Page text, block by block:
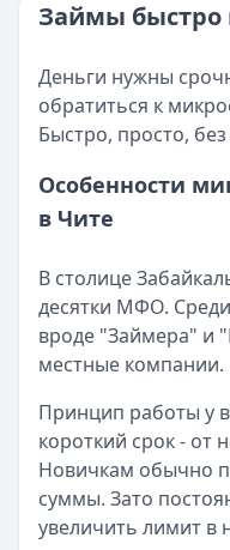
Категория:МФО и
Все статьи
Возврат переплаты в
Опубликовано:5
Категория:МФО
Читать новость
Кратко:Нужны 15 000
Опубликовано:
Читать новость
Рекордный рост доли
Кратко:В III квартале
Опубликовано:5
Читать новость
57 сервисов
Кратко:Авторизация
Опубликовано:23
Категория:МФО
Займы быстро
Деньги нужны
обратиться к
Быстро, просто,
Особенности
в Чите
В столице
десятки МФО.
вроде "Займера" и
местные компании.
Принцип работы у
короткий срок - от
Новичкам обычно
суммы. Зато
увеличить лимит в